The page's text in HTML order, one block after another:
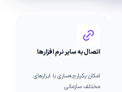
اتصال به سایر نرم افزارها
امکان یکپارچه‌سازی با ابزارهای
مختلف سازمانی